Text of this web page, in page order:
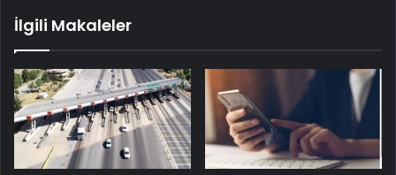
İlgili Makaleler